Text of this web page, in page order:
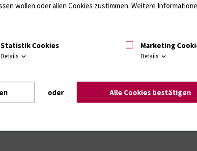
Mehr Infos
Strahlenbiologie
Mehr Infos
wollen oder allen Cookies zustimmen. Weitere
Statistik Cookies
Details
Marketing
Details
oder Alle Cookies bestätigen